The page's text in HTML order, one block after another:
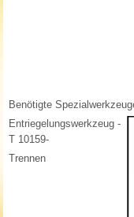
Benötigte
Entriegelungswerkzeug -
T 10159-
Trennen